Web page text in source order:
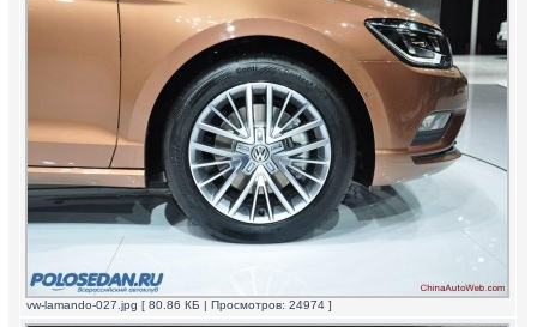
vw-lamando-027.jpg [ 80.86 КБ | Просмотров: 24974 ]